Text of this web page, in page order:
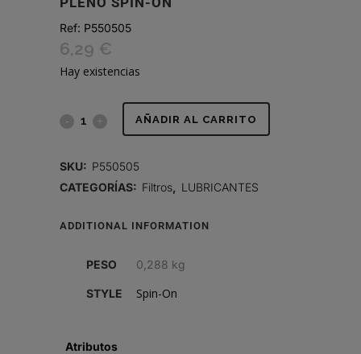
Ref: P550505
6,29 €
Hay existencias
FILTRO
LUBRICANTE,
SPIN-
AÑADIR AL CARRITO
SKU: P550505
CATEGORÍAS: Filtros LUBRICANTES
ADDITIONAL INFORMATION
PESO 0,288 kg
STYLE Spin-On
Atributos